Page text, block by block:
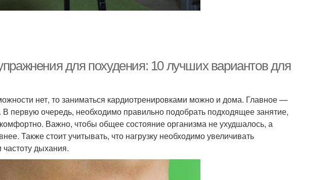
для похудения: 10 лучших вариантов для
нет, то заниматься кардиотренировками можно и дома. Главное —
первую очередь, необходимо правильно подобрать подходящее занятие,
Важно, чтобы общее состояние организма не ухудшалось, а
Также стоит учитывать, что нагрузку необходимо увеличивать
частоту дыхания.